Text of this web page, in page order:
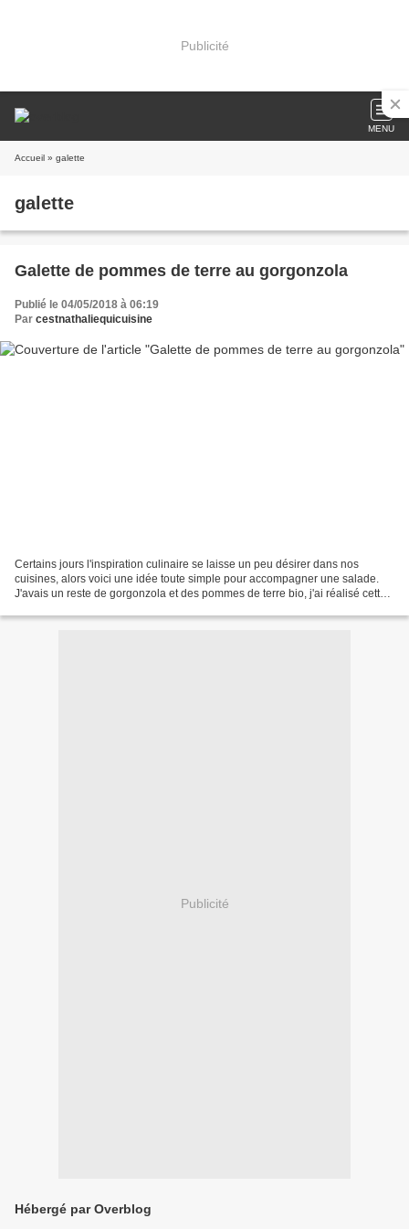
Publicité
MENU
Accueil » galette
galette
Galette de pommes de terre au gorgonzola
Publié le 04/05/2018 à 06:19
Par cestnathaliequicuisine
Certains jours l'inspiration culinaire se laisse un peu désirer dans nos
cuisines, alors voici une idée toute simple pour accompagner une salade.
J'avais un reste de gorgonzola et des pommes de terre bio, j'ai réalisé cette
Publicité
Hébergé par Overblog